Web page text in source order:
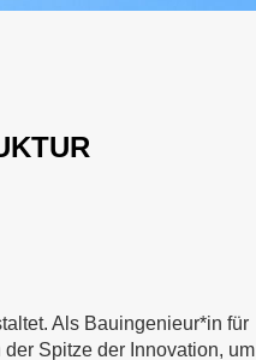
Als Bauingenieur*in für
Spitze der Innovation, um